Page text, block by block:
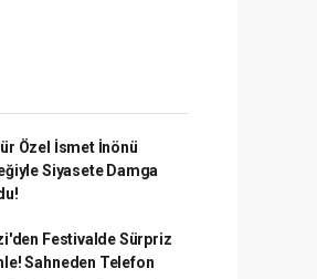
Özel İsmet İnönü
Siyasete Damga
Festivalde Sürpriz
Sahneden Telefon